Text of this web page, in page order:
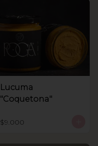
Lucuma
"Coquetona"
$9.000